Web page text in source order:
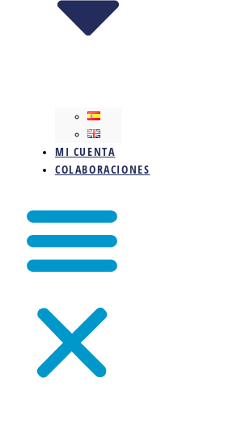
MI CUENTA
COLABORACIONES